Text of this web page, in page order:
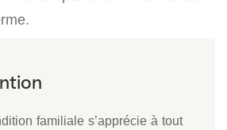
familiale s’apprécie à tout